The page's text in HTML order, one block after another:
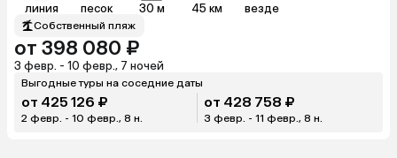
линия песок 30 м 45 км везде
Собственный пляж
от 398 080 ₽
3 февр. - 10 февр., 7 ночей
Выгодные туры на соседние даты
от 425 126 ₽
2 февр. - 10 февр., 8 н.
от 428 758 ₽
3 февр. - 11 февр., 8 н.